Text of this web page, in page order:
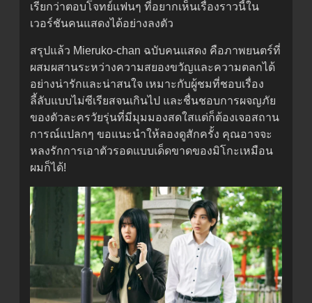
เรียกว่าตอบโจทย์แฟนๆ ที่อยากเห็นเรื่องราวนี้ใน
เวอร์ชันคนแสดงได้อย่างลงตัว
สรุปแล้ว Mieruko-chan ฉบับคนแสดง คือภาพยนตร์ที่
ผสมผสานระหว่างความสยองขวัญและความตลกได้
อย่างน่ารักและน่าสนใจ เหมาะกับผู้ชมที่ชอบเรื่อง
ลี้ลับแบบไม่ซีเรียสจนเกินไป และชื่นชอบการผจญภัย
ของตัวละครวัยรุ่นที่มีมุมมองสดใสแต่ก็ต้องเจอสถาน
การณ์แปลกๆ ขอแนะนำให้ลองดูสักครั้ง คุณอาจจะ
หลงรักการเอาตัวรอดแบบเด็ดขาดของมิโกะเหมือน
ผมก็ได้!